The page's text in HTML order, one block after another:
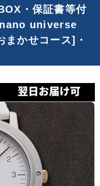
イナルボックス
ログ・特集記事
・保証書等付
universe
かせコース]・